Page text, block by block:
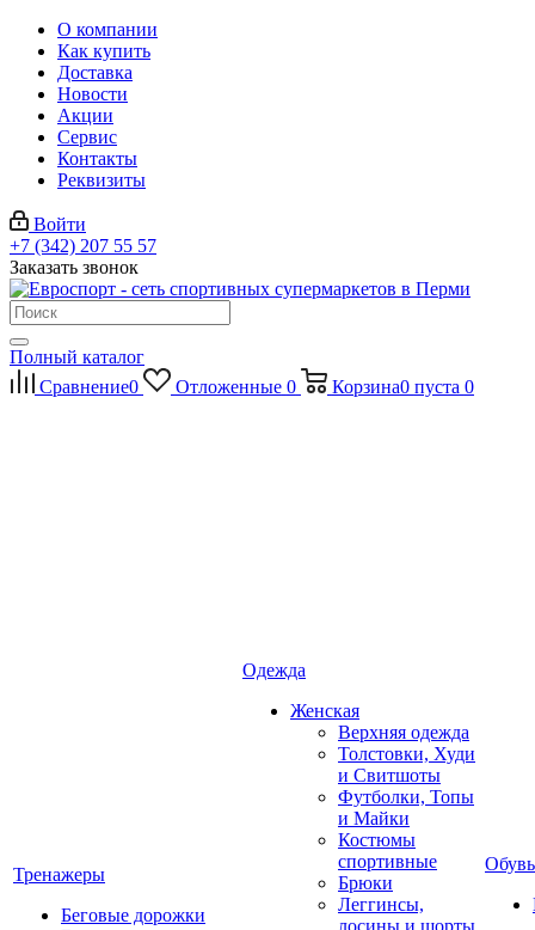
О компании
Как купить
Доставка
Новости
Акции
Сервис
Контакты
Реквизиты
Войти
+7 (342) 207 55 57
Заказать звонок
Полный каталог
Сравнение0 Отложенные 0 Корзина0 пуста 0
Тренажеры
Беговые дорожки
Одежда
Женская
Верхняя одежда
Толстовки, Худи
и Свитшоты
Футболки, Топы
и Майки
Костюмы
спортивные
Брюки
Леггинсы,
лосины и шорты
Обувь